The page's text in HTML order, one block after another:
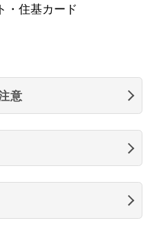
・住基カード
意